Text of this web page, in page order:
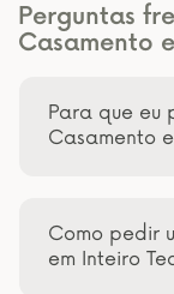
Perguntas
Casamento
Para que eu
Casamento
Como pedir
em Inteiro